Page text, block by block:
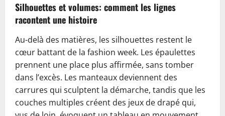
Silhouettes et volumes: comment les lignes
racontent une histoire
Au-delà des matières, les silhouettes restent le
cœur battant de la fashion week. Les épaulettes
prennent une place plus affirmée, sans tomber
dans l’excès. Les manteaux deviennent des
carrures qui sculptent la démarche, tandis que les
couches multiples créent des jeux de drapé qui,